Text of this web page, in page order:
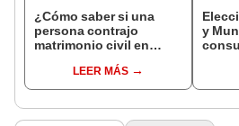
¿Cómo saber si una
persona contrajo
matrimonio civil en
LEER MÁS
y
de